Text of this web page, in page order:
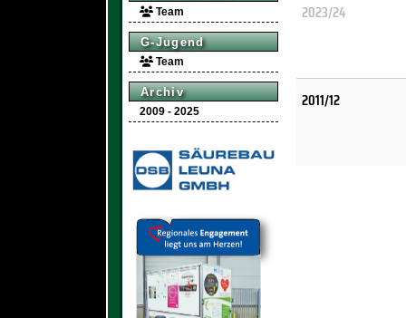
Team
G-Jugend
Team
Archiv
2009 - 2025
2023/24
2011/12